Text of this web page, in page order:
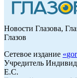
Новости Глазова,
Глазов
Сетевое издание «
Учредитель
Е.С.